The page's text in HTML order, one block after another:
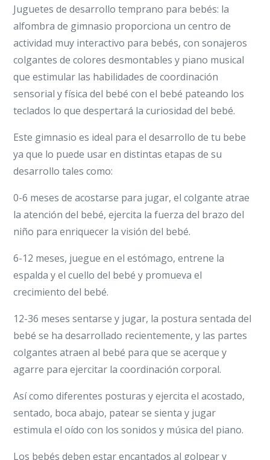
Juguetes de desarrollo temprano para bebés: la
alfombra de gimnasio proporciona un centro de
actividad muy interactivo para bebés, con sonajeros
colgantes de colores desmontables y piano musical
que estimular las habilidades de coordinación
sensorial y física del bebé con el bebé pateando los
teclados lo que despertará la curiosidad del bebé.
Este gimnasio es ideal para el desarrollo de tu bebe
ya que lo puede usar en distintas etapas de su
desarrollo tales como:
0-6 meses de acostarse para jugar, el colgante atrae
la atención del bebé, ejercita la fuerza del brazo del
niño para enriquecer la visión del bebé.
6-12 meses, juegue en el estómago, entrene la
espalda y el cuello del bebé y promueva el
crecimiento del bebé.
12-36 meses sentarse y jugar, la postura sentada del
bebé se ha desarrollado recientemente, y las partes
colgantes atraen al bebé para que se acerque y
agarre para ejercitar la coordinación corporal.
Así como diferentes posturas y ejercita el acostado,
sentado, boca abajo, patear se sienta y jugar
estimula el oído con los sonidos y música del piano.
Los bebés deben estar encantados al golpear y